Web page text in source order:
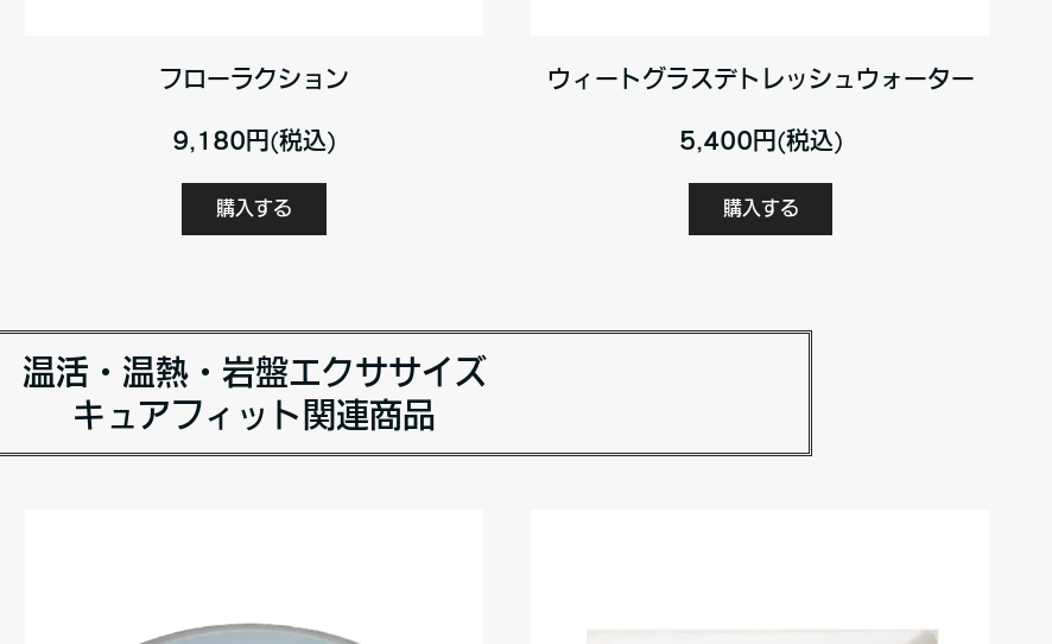
フローラクション
9,180円(税込)
購入する
ウィートグラスデトレッシュウォーター
5,400円(税込)
購入する
温活・温熱・岩盤エクササイズ
キュアフィット関連商品